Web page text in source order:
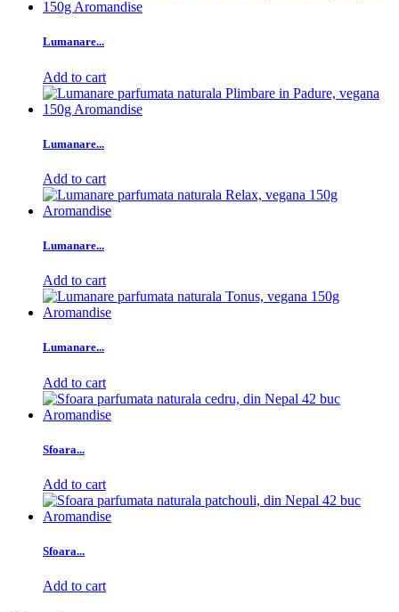
Lumanare...
Add to cart
Lumanare...
Add to cart
Lumanare...
Add to cart
Lumanare...
Add to cart
Sfoara...
Add to cart
Sfoara...
Add to cart